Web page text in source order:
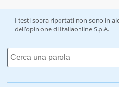
I testi sopra riportati non sono in
dell’opinione di Italiaonline S.p.A.